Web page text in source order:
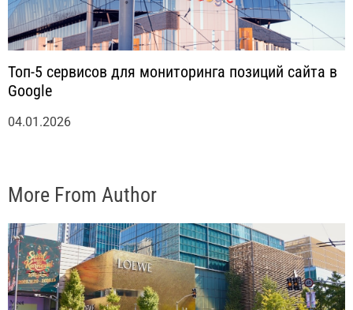
Топ-5 сервисов для мониторинга позиций сайта в
Google
04.01.2026
More From Author